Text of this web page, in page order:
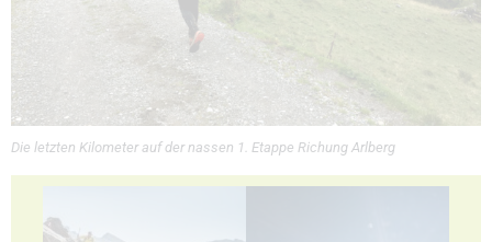
Die letzten Kilometer auf der nassen 1. Etappe Richung Arlberg